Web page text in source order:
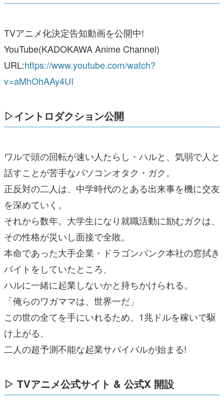
TVアニメ化決定告知動画を公開中!
YouTube(KADOKAWA Anime Channel)
URL:https://www.youtube.com/watch?
v=aMhOhAAy4UI
▷イントロダクション公開
ワルで頭の回転が速い人たらし・ハルと、気弱で人と
話すことが苦手なパソコンオタク・ガク。
正反対の二人は、中学時代のとある出来事を機に交友
を深めていく。
それから数年。大学生になり就職活動に励むガクは、
その性格が災いし面接で全敗。
本命であった大手企業・ドラゴンバンク本社の窓拭き
バイトをしていたところ、
ハルに一緒に起業しないかと持ちかけられる。
「俺らのワガママは、世界一だ」
この世の全てを手にいれるため、1兆ドルを稼いで駆
け上がる、
二人の超予測不能な起業サバイバルが始まる!
▷ TVアニメ公式サイト & 公式X 開設